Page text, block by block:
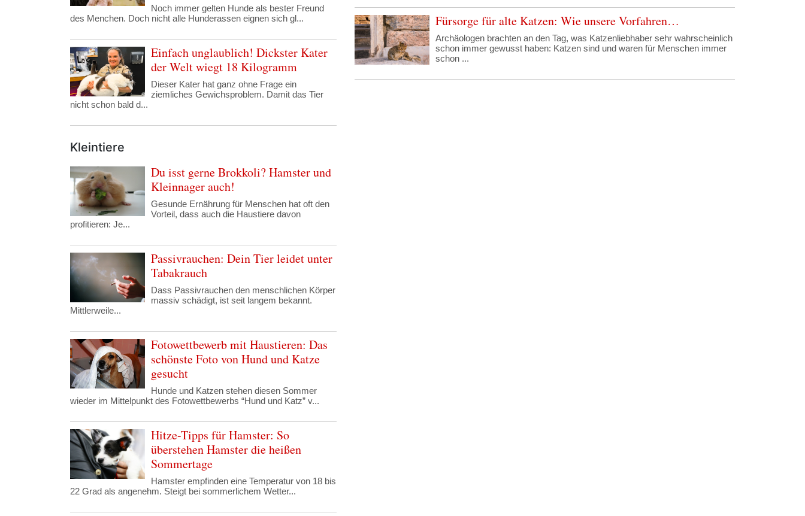
Noch immer gelten Hunde als bester Freund
des Menchen. Doch nicht alle Hunderassen eignen sich gl...
Einfach unglaublich! Dickster Kater
der Welt wiegt 18 Kilogramm
Dieser Kater hat ganz ohne Frage ein
ziemliches Gewichsproblem. Damit das Tier
nicht schon bald d...
Kleintiere
Du isst gerne Brokkoli? Hamster und
Kleinnager auch!
Gesunde Ernährung für Menschen hat oft den
Vorteil, dass auch die Haustiere davon
profitieren: Je...
Passivrauchen: Dein Tier leidet unter
Tabakrauch
Dass Passivrauchen den menschlichen Körper
massiv schädigt, ist seit langem bekannt.
Mittlerweile...
Fotowettbewerb mit Haustieren: Das
schönste Foto von Hund und Katze
gesucht
Hunde und Katzen stehen diesen Sommer
wieder im Mittelpunkt des Fotowettbewerbs “Hund und Katz” v...
Hitze-Tipps für Hamster: So
überstehen Hamster die heißen
Sommertage
Hamster empfinden eine Temperatur von 18 bis
22 Grad als angenehm. Steigt bei sommerlichem Wetter...
Fürsorge für alte Katzen: Wie unsere Vorfahren…
Archäologen brachten an den Tag, was Katzenliebhaber sehr wahrscheinlich
schon immer gewusst haben: Katzen sind und waren für Menschen immer
schon ...